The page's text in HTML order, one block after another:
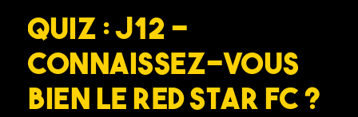
Quiz : J12 –
Connaissez-vous
bien le Red Star FC ?